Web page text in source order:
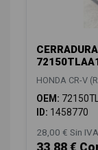
HONDA CR-V
OEM:
ID: 1458770
28,00 € Sin IVA
33,88 €